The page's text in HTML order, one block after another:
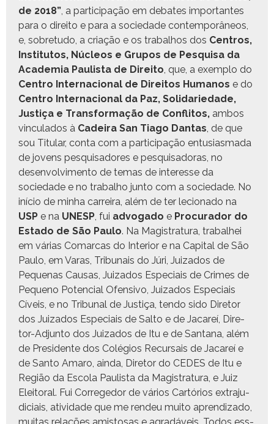
de 2018”, a par­tic­i­pação em debates impor­tantes
para o dire­ito e para a sociedade con­tem­porâ­neos,
e, sobre­tu­do, a cri­ação e os tra­bal­hos dos Cen­tros,
Insti­tu­tos, Núcleos e Gru­pos de Pesquisa da
Acad­e­mia Paulista de Dire­ito, que, a exem­p­lo do
Cen­tro Inter­na­cional de Dire­itos Humanos e do
Cen­tro Inter­na­cional da Paz, Sol­i­dariedade,
Justiça e Trans­for­mação de Con­fli­tos, ambos
vin­cu­la­dos à Cadeira San Tia­go Dan­tas, de que
sou Tit­u­lar, con­ta com a par­tic­i­pação entu­si­as­ma­da
de jovens pesquisadores e pesquisado­ras, no
desen­volvi­men­to de temas de inter­esse da
sociedade e no tra­bal­ho jun­to com a sociedade. No
iní­cio de min­ha car­reira, além de ter leciona­do na
USP e na UNESP, fui advo­ga­do e Procu­rador do
Esta­do de São Paulo. Na Mag­i­s­tratu­ra, tra­bal­hei
em várias Comar­cas do Inte­ri­or e na Cap­i­tal de São
Paulo, em Varas, Tri­bunais do Júri, Juiza­dos de
Peque­nas Causas, Juiza­dos Espe­ci­ais de Crimes de
Pequeno Poten­cial Ofen­si­vo, Juiza­dos Espe­ci­ais
Cíveis, e no Tri­bunal de Justiça, ten­do sido Dire­tor
dos Juiza­dos Espe­ci­ais de Salto e de Jacareí, Dire­
tor-Adjun­to dos Juiza­dos de Itu e de San­tana, além
de Pres­i­dente dos Colé­gios Recur­sais de Jacareí e
de San­to Amaro, ain­da, Dire­tor do CEDES de Itu e
Região da Esco­la Paulista da Mag­i­s­tratu­ra, e Juiz
Eleitoral. Fui Cor­rege­dor de vários Cartórios extra­ju­
di­ci­ais, ativi­dade que me ren­deu muito apren­diza­do,